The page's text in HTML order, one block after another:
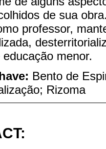
de sua
professor,
menor.
Bento de
Rizoma